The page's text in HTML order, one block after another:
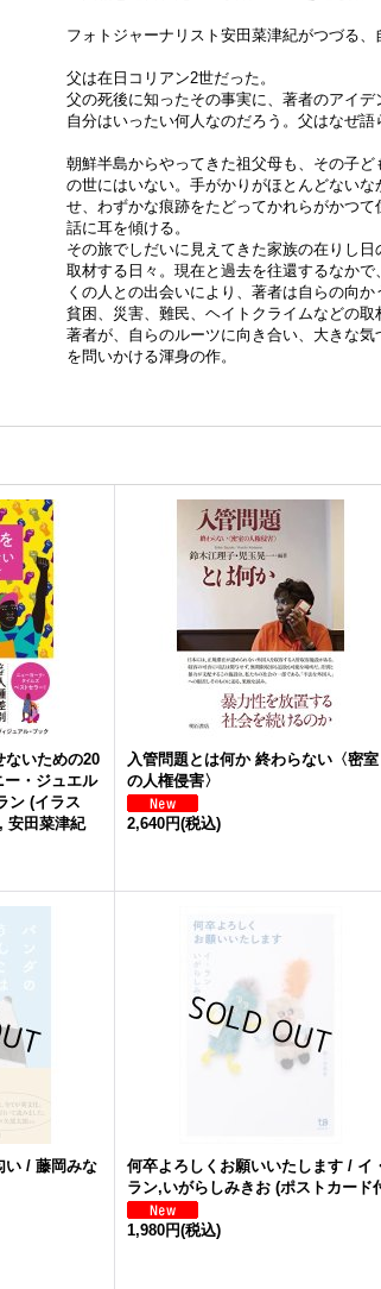
フォトジャーナリスト安田菜津紀がつづる
父は在日コリアン2世だった。
父の死後に知ったその事実に、著者のアイ
自分はいったい何人なのだろう。父はなぜ
朝鮮半島からやってきた祖父母も、その子
の世にはいない。手がかりがほとんどない
せ、わずかな痕跡をたどってかれらがかつ
話に耳を傾ける。
その旅でしだいに見えてきた家族の在りし
取材する日々。現在と過去を往還するなか
くの人との出会いにより、著者は自らの向
貧困、災害、難民、ヘイトクライムなどの
著者が、自らのルーツに向き合い、大きな
を問いかける渾身の作。
ないための20
・ジュエル
ン (イラス
安田菜津紀
入管問題とは何か 終わらない〈密室
の人権侵害〉
2,640円(税込)
い / 藤岡みな
何卒よろしくお願いいたします / イ
ラン,いがらしみきお (ポストカード
1,980円(税込)